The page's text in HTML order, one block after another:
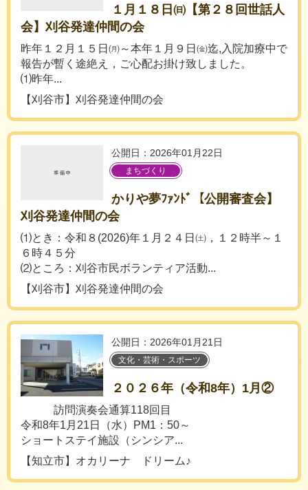
１月１８日㈰【第２８回世話人
会】刈谷発達仲間の会
昨年１２月１５日㈪～本年１月９日㈮迄,入院加療中で
報告が暫く途絶え，ご心配お掛け致しました。
⑴昨年...
【刈谷市】刈谷発達仲間の会
公開日：2026年01月22日
まちづくり
かりや夢ﾌｧﾝﾄﾞ【公開審査会】
刈谷発達仲間の会
⑴とき：令和８(2026)年１月２４日㈯，１２時半～１
６時４５分
⑵ところ：刈谷市民ボランティア活動...
【刈谷市】刈谷発達仲間の会
公開日：2026年01月21日
文化・芸術・スポーツ
２０２６年（令和8年）1月②
訪問演奏会通算118回目
令和8年1月21日（水）PM1：50～
ショートステイ施設（シンシア...
【知立市】オカリーナ ドリーム♪